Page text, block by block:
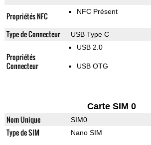
Propriétés NFC NFC Présent
Type de Connecteur USB Type C
Propriétés
Connecteur
USB 2.0
USB OTG
Carte SIM 0
Nom Unique SIM0
Type de SIM Nano SIM